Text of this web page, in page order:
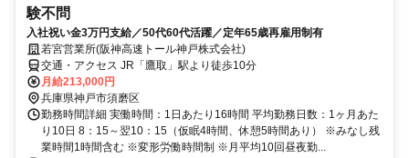
験不問
入社祝い金3万円支給／50代60代活躍／定年65歳再雇用制有
若宮営業所(阪神高速トール神戸株式会社)
交通・アクセス JR「鷹取」駅より徒歩10分
月給213,000円
兵庫県神戸市須磨区
勤務時間詳細 実働時間：1日あたり16時間 平均勤務日数：1ヶ月あた
り10日 8：15～翌10：15（仮眠4時間、休憩5時間あり） ※みなし残
業時間1時間含む ※変形労働時間制 ※月平均10回昼夜勤...